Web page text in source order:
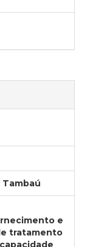
e
tratamento